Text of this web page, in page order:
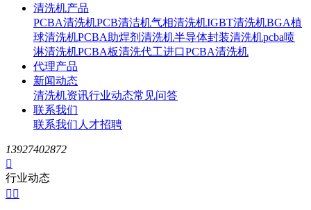
清洗机产品
PCBA清洗机PCB清洁机气相清洗机IGBT清洗机BGA植
球清洗机PCBA助焊剂清洗机半导体封装清洗机pcba喷
淋清洗机PCBA板清洗代工进口PCBA清洗机
代理产品
新闻动态
清洗机资讯行业动态常见问答
联系我们
联系我们 人才招聘
13927402872

行业动态
 